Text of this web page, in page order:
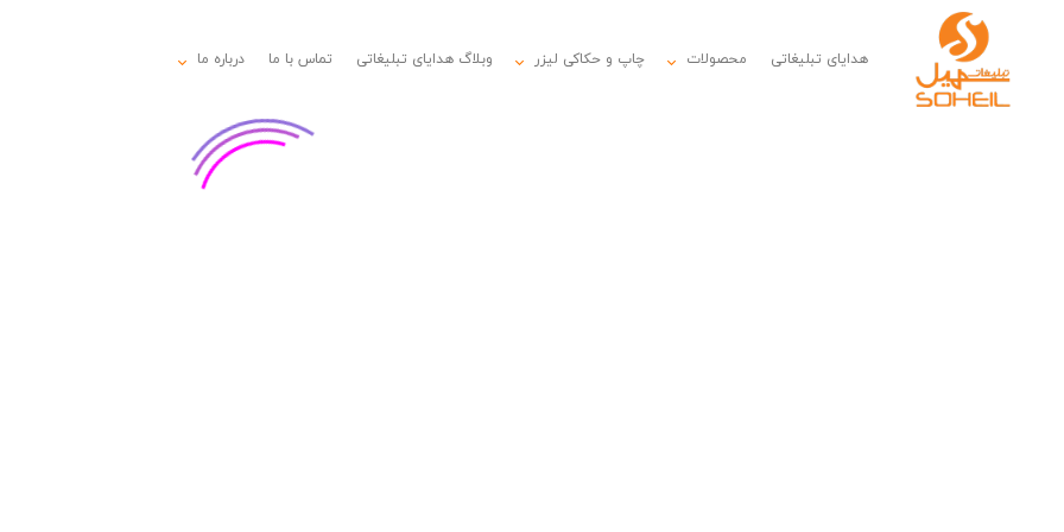
هدایای تبلیغاتی محصولات چاپ و حکاکی لیزر وبلاگ هدایای تبلیغاتی تماس با ما درباره ما